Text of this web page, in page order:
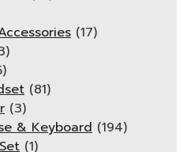
(17)
(81)
(3)
& Keyboard (194)
(1)